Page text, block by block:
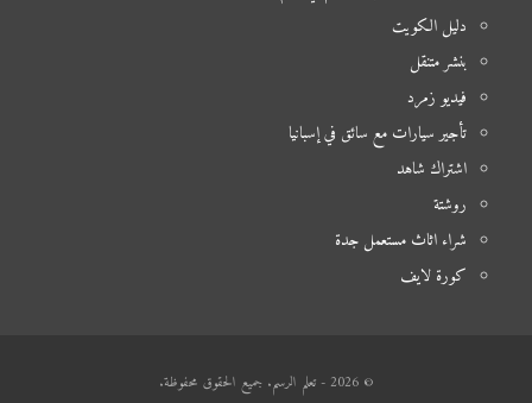
دليل الكويت
بنشر متنقل
فيديو زمرد
تأجير سيارات مع سائق في إسبانيا
اشتراك شاهد
روشتة
شراء اثاث مستعمل جدة
كورة لايف
© 2026 - تعلم الرسم. جميع الحقوق محفوظة.